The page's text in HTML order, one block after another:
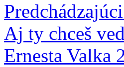
Aj ty chceš
Ernesta Valka